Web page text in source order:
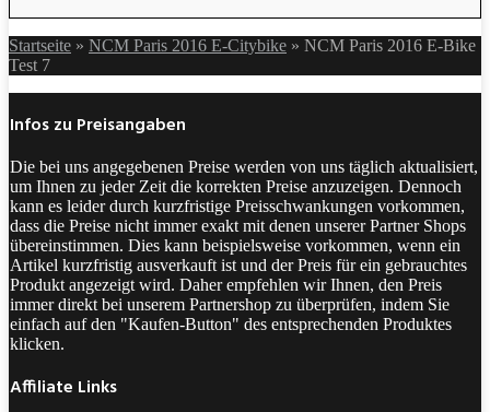
Startseite » NCM Paris 2016 E-Citybike » NCM Paris 2016 E-Bike
Test 7
Infos zu Preisangaben
Die bei uns angegebenen Preise werden von uns täglich aktualisiert,
um Ihnen zu jeder Zeit die korrekten Preise anzuzeigen. Dennoch
kann es leider durch kurzfristige Preisschwankungen vorkommen,
dass die Preise nicht immer exakt mit denen unserer Partner Shops
übereinstimmen. Dies kann beispielsweise vorkommen, wenn ein
Artikel kurzfristig ausverkauft ist und der Preis für ein gebrauchtes
Produkt angezeigt wird. Daher empfehlen wir Ihnen, den Preis
immer direkt bei unserem Partnershop zu überprüfen, indem Sie
einfach auf den "Kaufen-Button" des entsprechenden Produktes
klicken.
Affiliate Links